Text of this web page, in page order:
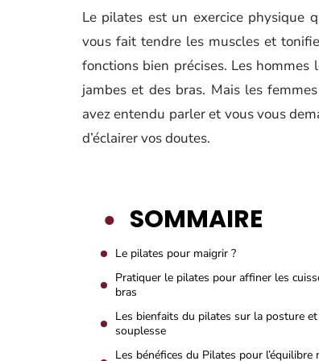
Le pilates est un exercice physique
vous fait tendre les muscles et
fonctions bien précises. Les
jambes et des bras. Mais les
avez entendu parler et vous vous
d’éclairer vos doutes.
SOMMAIRE
Le pilates pour maigrir ?
Pratiquer le pilates pour affiner les
bras
Les bienfaits du pilates sur la posture
souplesse
Les bénéfices du Pilates pour l’équilibre